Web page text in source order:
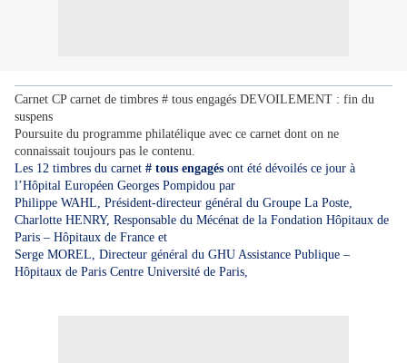
Carnet CP carnet de timbres # tous engagés DEVOILEMENT : fin du
suspens
Poursuite du programme philatélique avec ce carnet dont on ne
connaissait toujours pas le contenu.
Les 12 timbres du carnet # tous engagés ont été dévoilés ce jour à
l’Hôpital Européen Georges Pompidou par
Philippe WAHL, Président-directeur général du Groupe La Poste,
Charlotte HENRY, Responsable du Mécénat de la Fondation Hôpitaux de
Paris – Hôpitaux de France et
Serge MOREL, Directeur général du GHU Assistance Publique –
Hôpitaux de Paris Centre Université de Paris,